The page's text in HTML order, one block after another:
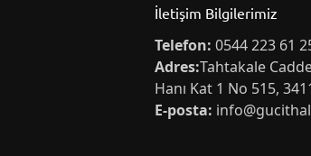
İletişim Bilgilerimiz
Telefon: 0544 223 61
Adres:Tahtakale
Hanı Kat 1 No 515,
E-posta: